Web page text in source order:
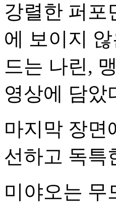
강렬한 퍼포
에 보이지
드는 나린,
영상에 담았
마지막 장면
선하고 독특
미야오는 무